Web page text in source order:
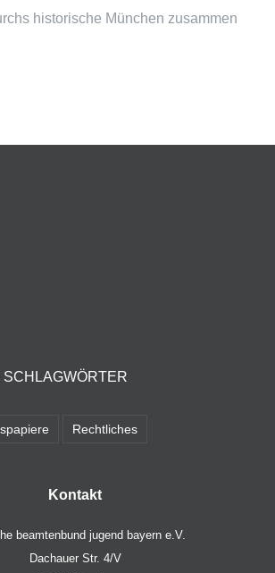
historische München zusammen
Rechtliches
Kontakt
beamtenbund jugend bayern e.V.
Dachauer Str. 4/V